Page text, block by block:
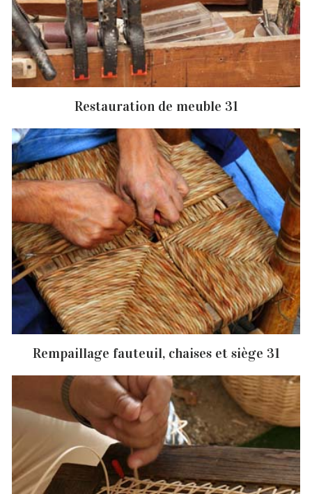
Restauration de meuble 31
Rempaillage fauteuil, chaises et siège 31